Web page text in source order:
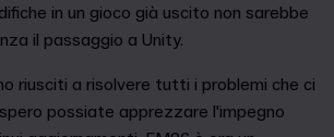
in un gioco già uscito non sarebbe
il passaggio a Unity.
riusciti a risolvere tutti i problemi che ci
possiate apprezzare l'impegno